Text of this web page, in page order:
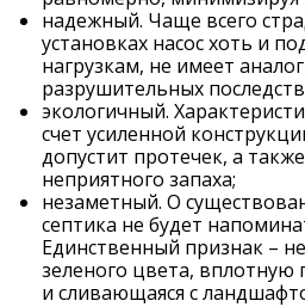
надежный. Чаще всего
установках насос хоть и
нагрузкам, не имеет
разрушительных
экологичный.
счет усиленной
допустит протечек, а
неприятного запаха;
незаметный. О
септика не будет
Единственный признак –
зеленого цвета,
и сливающаяся с